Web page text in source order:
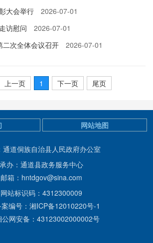
大会举行
2026-07-01
访慰问
2026-07-01
次全体会议召开
2026-07-01
上一页 1 下一页 尾页
通道侗族自治县人民政府办公室
承办：通道县政务服务中心
邮箱：hntdgov@sina.com
网站标识码：4312300009
案编号：湘ICP备12010220号-1
公网安备：43123002000002号
网站地图